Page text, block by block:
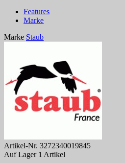
Features
Marke
Marke Staub
Artikel-Nr. 3272340019845
Auf Lager 1 Artikel